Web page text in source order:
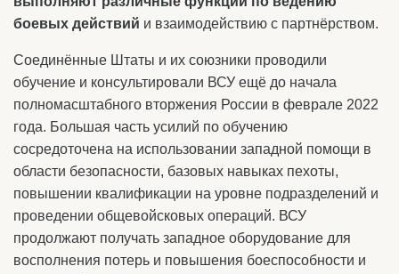
боевых действий и взаимодействию с партнёрством.
Соединённые Штаты и их союзники проводили
обучение и консультировали ВСУ ещё до начала
полномасштабного вторжения России в феврале 2022
года. Большая часть усилий по обучению
сосредоточена на использовании западной помощи в
области безопасности, базовых навыках пехоты,
повышении квалификации на уровне подразделений и
проведении общевойсковых операций. ВСУ
продолжают получать западное оборудование для
восполнения потерь и повышения боеспособности и